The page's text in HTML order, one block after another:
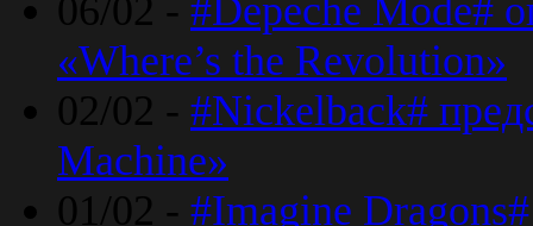
06/02 - #Depeche Mode#
«Where’s the Revolution»
02/02 - #Nickelback#
Machine»
01/02 - #Imagine